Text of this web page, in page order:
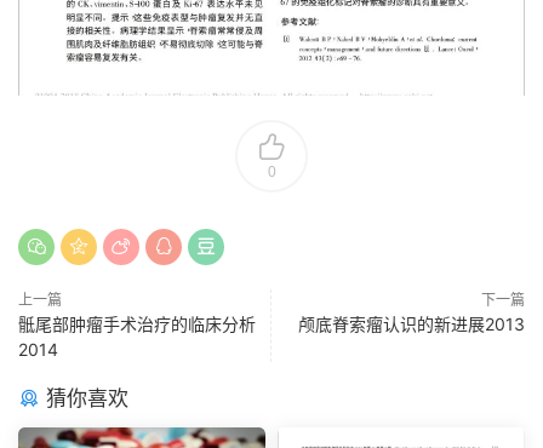
0
上一篇
骶尾部肿瘤手术治疗的临床分析
2014
下一篇
颅底脊索瘤认识的新进展2013
猜你喜欢